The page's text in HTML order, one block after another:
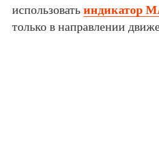
использовать индикатор
только в направлении